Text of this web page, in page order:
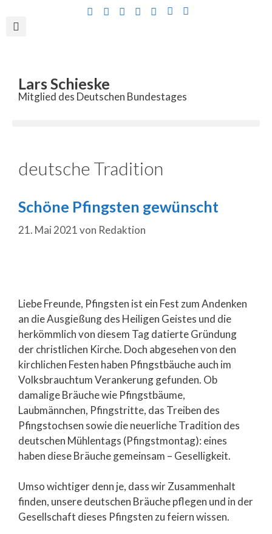
Lars Schieske
Mitglied des Deutschen Bundestages
deutsche Tradition
Schöne Pfingsten gewünscht
21. Mai 2021von Redaktion
Liebe Freunde, Pfingsten ist ein Fest zum Andenken
an die Ausgießung des Heiligen Geistes und die
herkömmlich von diesem Tag datierte Gründung
der christlichen Kirche. Doch abgesehen von den
kirchlichen Festen haben Pfingstbäuche auch im
Volksbrauchtum Verankerung gefunden. Ob
damalige Bräuche wie Pfingstbäume,
Laubmännchen, Pfingstritte, das Treiben des
Pfingstochsen sowie die neuerliche Tradition des
deutschen Mühlentags (Pfingstmontag): eines
haben diese Bräuche gemeinsam – Geselligkeit.
Umso wichtiger denn je, dass wir Zusammenhalt
finden, unsere deutschen Bräuche pflegen und in der
Gesellschaft dieses Pfingsten zu feiern wissen.